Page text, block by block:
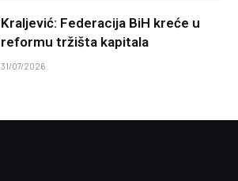
Kraljević: Federacija BiH kreće u
reformu tržišta kapitala
31/07/2026